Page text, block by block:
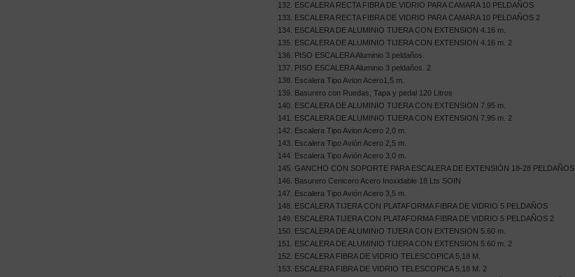
ESCALERA RECTA FIBRA DE VIDRIO PARA CAMARA 10 PELDAÑOS
ESCALERA RECTA FIBRA DE VIDRIO PARA CAMARA 10 PELDAÑOS 2
ESCALERA DE ALUMINIO TIJERA CON EXTENSION 4.16 m.
ESCALERA DE ALUMINIO TIJERA CON EXTENSION 4.16 m. 2
PISO ESCALERA Aluminio 3 peldaños.
PISO ESCALERA Aluminio 3 peldaños. 2
Escalera Tipo Avion Acero1,5 m.
Basurero con Ruedas, Tapa y pedal 120 Litros
ESCALERA DE ALUMINIO TIJERA CON EXTENSION 7.95 m.
ESCALERA DE ALUMINIO TIJERA CON EXTENSION 7.95 m. 2
Escalera Tipo Avion Acero 2,0 m.
Escalera Tipo Avión Acero 2,5 m.
Escalera Tipo Avión Acero 3,0 m.
GANCHO CON SOPORTE PARA ESCALERA DE EXTENSIÓN 18-28 PELDAÑOS
Basurero Cenicero Acero Inoxidable 18 Lts SOIN
Escalera Tipo Avión Acero 3,5 m.
ESCALERA TIJERA CON PLATAFORMA FIBRA DE VIDRIO 5 PELDAÑOS
ESCALERA TIJERA CON PLATAFORMA FIBRA DE VIDRIO 5 PELDAÑOS 2
ESCALERA DE ALUMINIO TIJERA CON EXTENSION 5.60 m.
ESCALERA DE ALUMINIO TIJERA CON EXTENSION 5.60 m. 2
ESCALERA FIBRA DE VIDRIO TELESCOPICA 5,18 M.
ESCALERA FIBRA DE VIDRIO TELESCOPICA 5,18 M. 2